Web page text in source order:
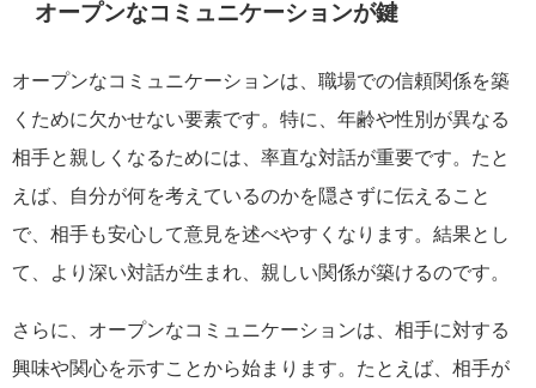
オープンなコミュニケーションが鍵
オープンなコミュニケーションは、職場での信頼関係を築
くために欠かせない要素です。特に、年齢や性別が異なる
相手と親しくなるためには、率直な対話が重要です。たと
えば、自分が何を考えているのかを隠さずに伝えること
で、相手も安心して意見を述べやすくなります。結果とし
て、より深い対話が生まれ、親しい関係が築けるのです。
さらに、オープンなコミュニケーションは、相手に対する
興味や関心を示すことから始まります。たとえば、相手が